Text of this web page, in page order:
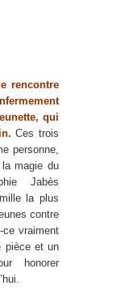
rencontre
qui
Ces trois
personne,
magie du
Jabès
la plus
contre
vraiment
pièce et un
honorer